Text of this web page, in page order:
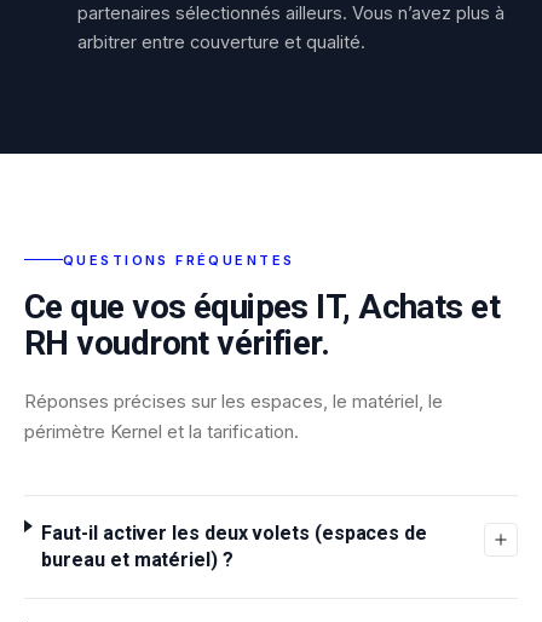
partenaires sélectionnés ailleurs. Vous n’avez plus à
arbitrer entre couverture et qualité.
QUESTIONS FRÉQUENTES
Ce que vos équipes IT, Achats et
RH voudront vérifier.
Réponses précises sur les espaces, le matériel, le
périmètre Kernel et la tarification.
Faut-il activer les deux volets (espaces de
bureau et matériel) ?